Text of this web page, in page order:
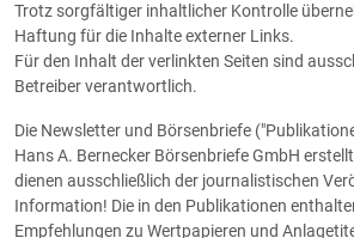
Trotz sorgfältiger inhaltlicher Kontrolle
Haftung für die Inhalte externer Links.
Für den Inhalt der verlinkten Seiten sind
Betreiber verantwortlich.
Die Newsletter und Börsenbriefe
Hans A. Bernecker Börsenbriefe GmbH
dienen ausschließlich der journalistischen
Information! Die in den Publikationen
Empfehlungen zu Wertpapieren und